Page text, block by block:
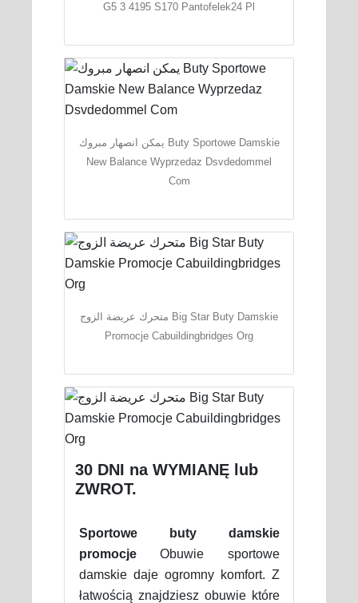
G5 3 4195 S170 Pantofelek24 Pl
يمكن انصهار مبروك Buty Sportowe Damskie
New Balance Wyprzedaz Dsvdedommel
Com
متحرك عريضة الزوج Big Star Buty Damskie
Promocje Cabuildingbridges Org
30 DNI na WYMIANĘ lub
ZWROT.
Sportowe buty damskie
promocjeObuwie sportowe
damskie daje ogromny komfort. Z
łatwością znajdziesz obuwie które